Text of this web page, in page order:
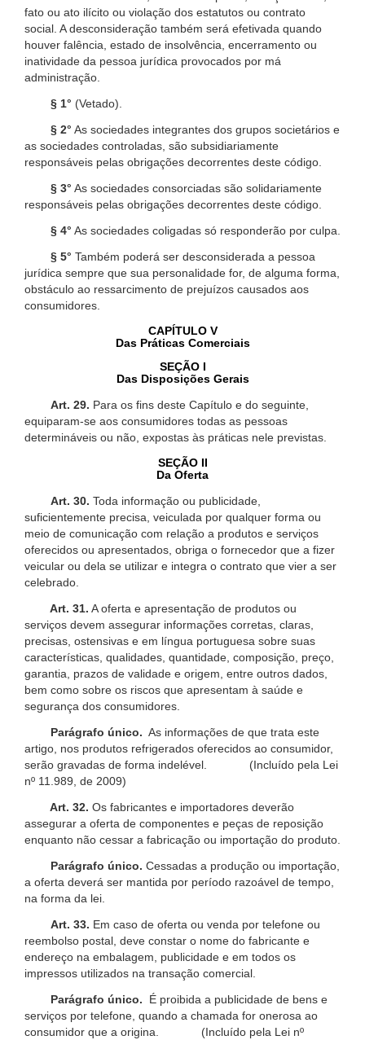
fato ou ato ilícito ou violação dos estatutos ou contrato
social. A desconsideração também será efetivada quando
houver falência, estado de insolvência, encerramento ou
inatividade da pessoa jurídica provocados por má
administração.
§ 1° (Vetado).
§ 2° As sociedades integrantes dos grupos societários e
as sociedades controladas, são subsidiariamente
responsáveis pelas obrigações decorrentes deste código.
§ 3° As sociedades consorciadas são solidariamente
responsáveis pelas obrigações decorrentes deste código.
§ 4° As sociedades coligadas só responderão por culpa.
§ 5° Também poderá ser desconsiderada a pessoa
jurídica sempre que sua personalidade for, de alguma forma,
obstáculo ao ressarcimento de prejuízos causados aos
consumidores.
CAPÍTULO V
Das Práticas Comerciais
SEÇÃO I
Das Disposições Gerais
Art. 29. Para os fins deste Capítulo e do seguinte,
equiparam-se aos consumidores todas as pessoas
determináveis ou não, expostas às práticas nele previstas.
SEÇÃO II
Da Oferta
Art. 30. Toda informação ou publicidade,
suficientemente precisa, veiculada por qualquer forma ou
meio de comunicação com relação a produtos e serviços
oferecidos ou apresentados, obriga o fornecedor que a fizer
veicular ou dela se utilizar e integra o contrato que vier a ser
celebrado.
Art. 31. A oferta e apresentação de produtos ou
serviços devem assegurar informações corretas, claras,
precisas, ostensivas e em língua portuguesa sobre suas
características, qualidades, quantidade, composição, preço,
garantia, prazos de validade e origem, entre outros dados,
bem como sobre os riscos que apresentam à saúde e
segurança dos consumidores.
Parágrafo único. As informações de que trata este
artigo, nos produtos refrigerados oferecidos ao consumidor,
serão gravadas de forma indelével. (Incluído pela Lei
nº 11.989, de 2009)
Art. 32. Os fabricantes e importadores deverão
assegurar a oferta de componentes e peças de reposição
enquanto não cessar a fabricação ou importação do produto.
Parágrafo único. Cessadas a produção ou importação,
a oferta deverá ser mantida por período razoável de tempo,
na forma da lei.
Art. 33. Em caso de oferta ou venda por telefone ou
reembolso postal, deve constar o nome do fabricante e
endereço na embalagem, publicidade e em todos os
impressos utilizados na transação comercial.
Parágrafo único.
É proibida a publicidade de bens e
serviços por telefone, quando a chamada for onerosa ao
consumidor que a origina. (Incluído pela Lei nº